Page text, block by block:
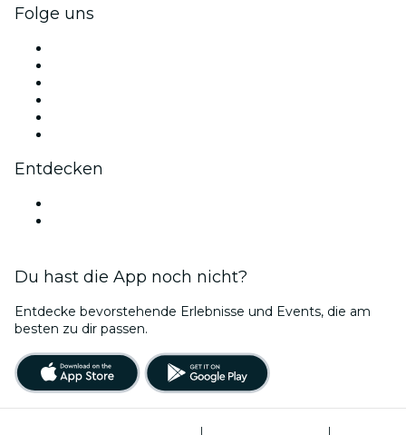
Folge uns
Entdecken
Du hast die App noch nicht?
Entdecke bevorstehende Erlebnisse und Events, die am
besten zu dir passen.
| |